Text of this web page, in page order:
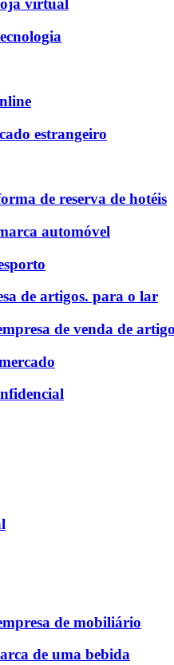
virtual
estrangeiro
de reserva de hotéis
automóvel
de artigos. para o lar
de venda de
de mobiliário
de uma bebida